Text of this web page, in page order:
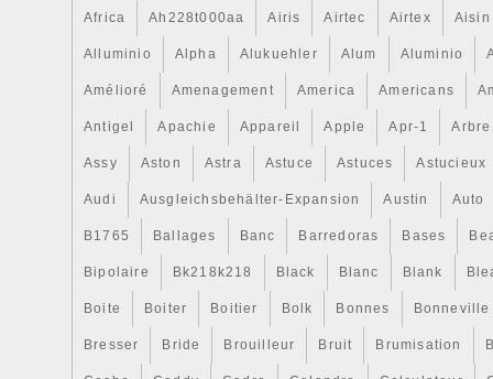
Africa Ah228t000aa Airis Airtec Airtex Aisin
Alluminio Alpha Alukuehler Alum Aluminio
Amélioré Amenagement America Americans
Antigel Apachie Appareil Apple Apr-1 Arbre
Assy Aston Astra Astuce Astuces Astucieux
Audi Ausgleichsbehälter-Expansion Austin Auto
B1765 Ballages Banc Barredoras Bases
Bipolaire Bk218k218 Black Blanc Blank
Boite Boiter Boitier Bolk Bonnes Bonneville
Bresser Bride Brouilleur Bruit Brumisation